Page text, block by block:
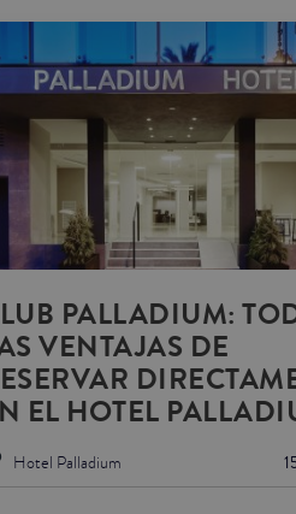
PALLADIUM:
VENTAJAS DE
EL HOTEL
Hotel Palladium